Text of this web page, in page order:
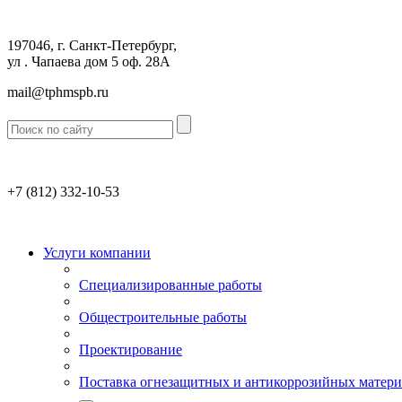
197046, г. Санкт-Петербург,
ул . Чапаева дом 5 оф. 28А
mail@tphmspb.ru
+7 (812) 332-10-53
Услуги компании
Специализированные работы
Общестроительные работы
Проектирование
Поставка огнезащитных и антикоррозийных